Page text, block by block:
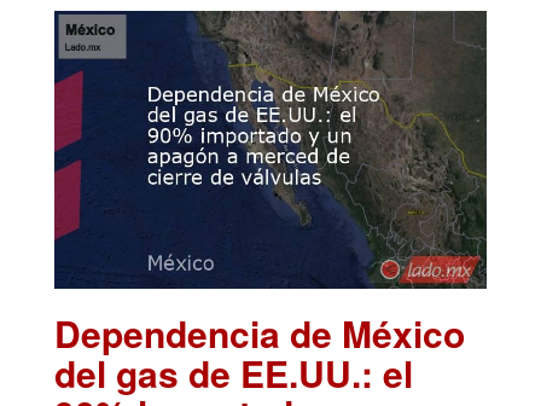
Dependencia de México
del gas de EE.UU.: el